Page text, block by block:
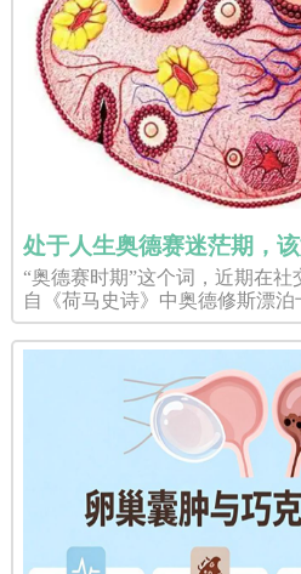
“奥德赛时期”这个词，近期在
自《荷马史诗》中奥德修斯漂泊